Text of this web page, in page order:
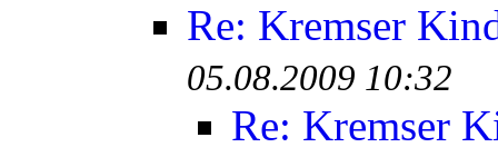
Re: Kremser
05.08.2009 10:32
Re: Kremser